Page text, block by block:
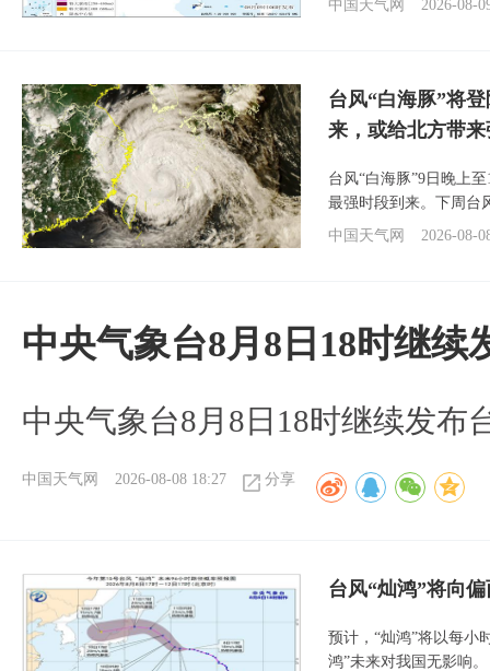
中国天气网 2026-08-
台风“白海豚”将
来，或给北方带
台风“白海豚”9日晚上
最强时段到来。下周台
中国天气网
2026-08-
中央气象台8月8日18时继续
中央气象台8月8日18时继续发布
中国天气网 2026-08-08 18:27 分享
台风“灿鸿”将向
预计，“灿鸿”将以每小
鸿”未来对我国无影响。